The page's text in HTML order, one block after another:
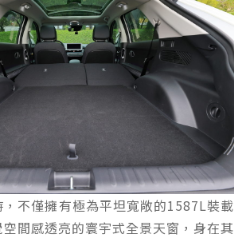
不僅擁有極為平坦寬敞的1587L裝載
間感透亮的寰宇式全景天窗，身在其